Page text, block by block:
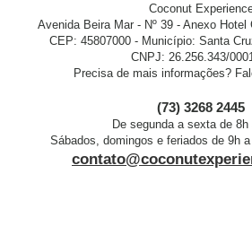
Coconut
Avenida Beira Mar - Nº 39 - Anexo Hotel
CEP: 45807000 - Município: Santa
CNPJ: 26.256.343/
Precisa de mais informações?
(73) 3268 2445
De segunda a sexta de 8h
Sábados, domingos e feriados de 9h